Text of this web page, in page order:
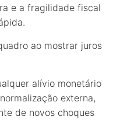
e a fragilidade fiscal
ao mostrar juros
alívio monetário
externa,
de novos choques